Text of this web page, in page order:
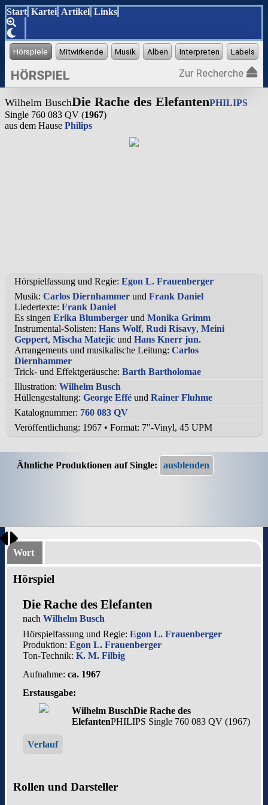
Start Kartei Artikel Links
HÖRSPIEL Zur Recherche
Wilhelm BuschDie Rache des ElefantenPHILIPS
Single 760 083 QV (1967)
aus dem Hause Philips
Hörspielfassung und Regie: Egon L. Frauenberger
Musik: Carlos Diernhammer und Frank Daniel
Liedertexte: Frank Daniel
Es singen Erika Blumberger und Monika Grimm
Instrumental-Solisten: Hans Wolf, Rudi Risavy, Meini
Geppert, Mischa Matejic und Hans Knerr jun.
Arrangements und musikalische Leitung: Carlos
Diernhammer
Trick- und Effektgeräusche: Barth Bartholomae
Illustration: Wilhelm Busch
Hüllengestaltung: George Effé und Rainer Fluhme
Katalognummer: 760 083 QV
Veröffentlichung: 1967 • Format: 7"-Vinyl, 45 UPM
Ähnliche Produktionen auf Single:
Wort
Hörspiel
Die Rache des Elefanten
nach Wilhelm Busch
Hörspielfassung und Regie: Egon L. Frauenberger
Produktion: Egon L. Frauenberger
Ton-Technik: K. M. Filbig
Aufnahme: ca. 1967
Erstausgabe:
Wilhelm BuschDie Rache des
ElefantenPHILIPS Single 760 083 QV (1967)
Verlauf
Rollen und Darsteller